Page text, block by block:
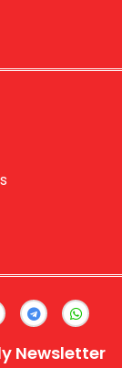
Newsletter